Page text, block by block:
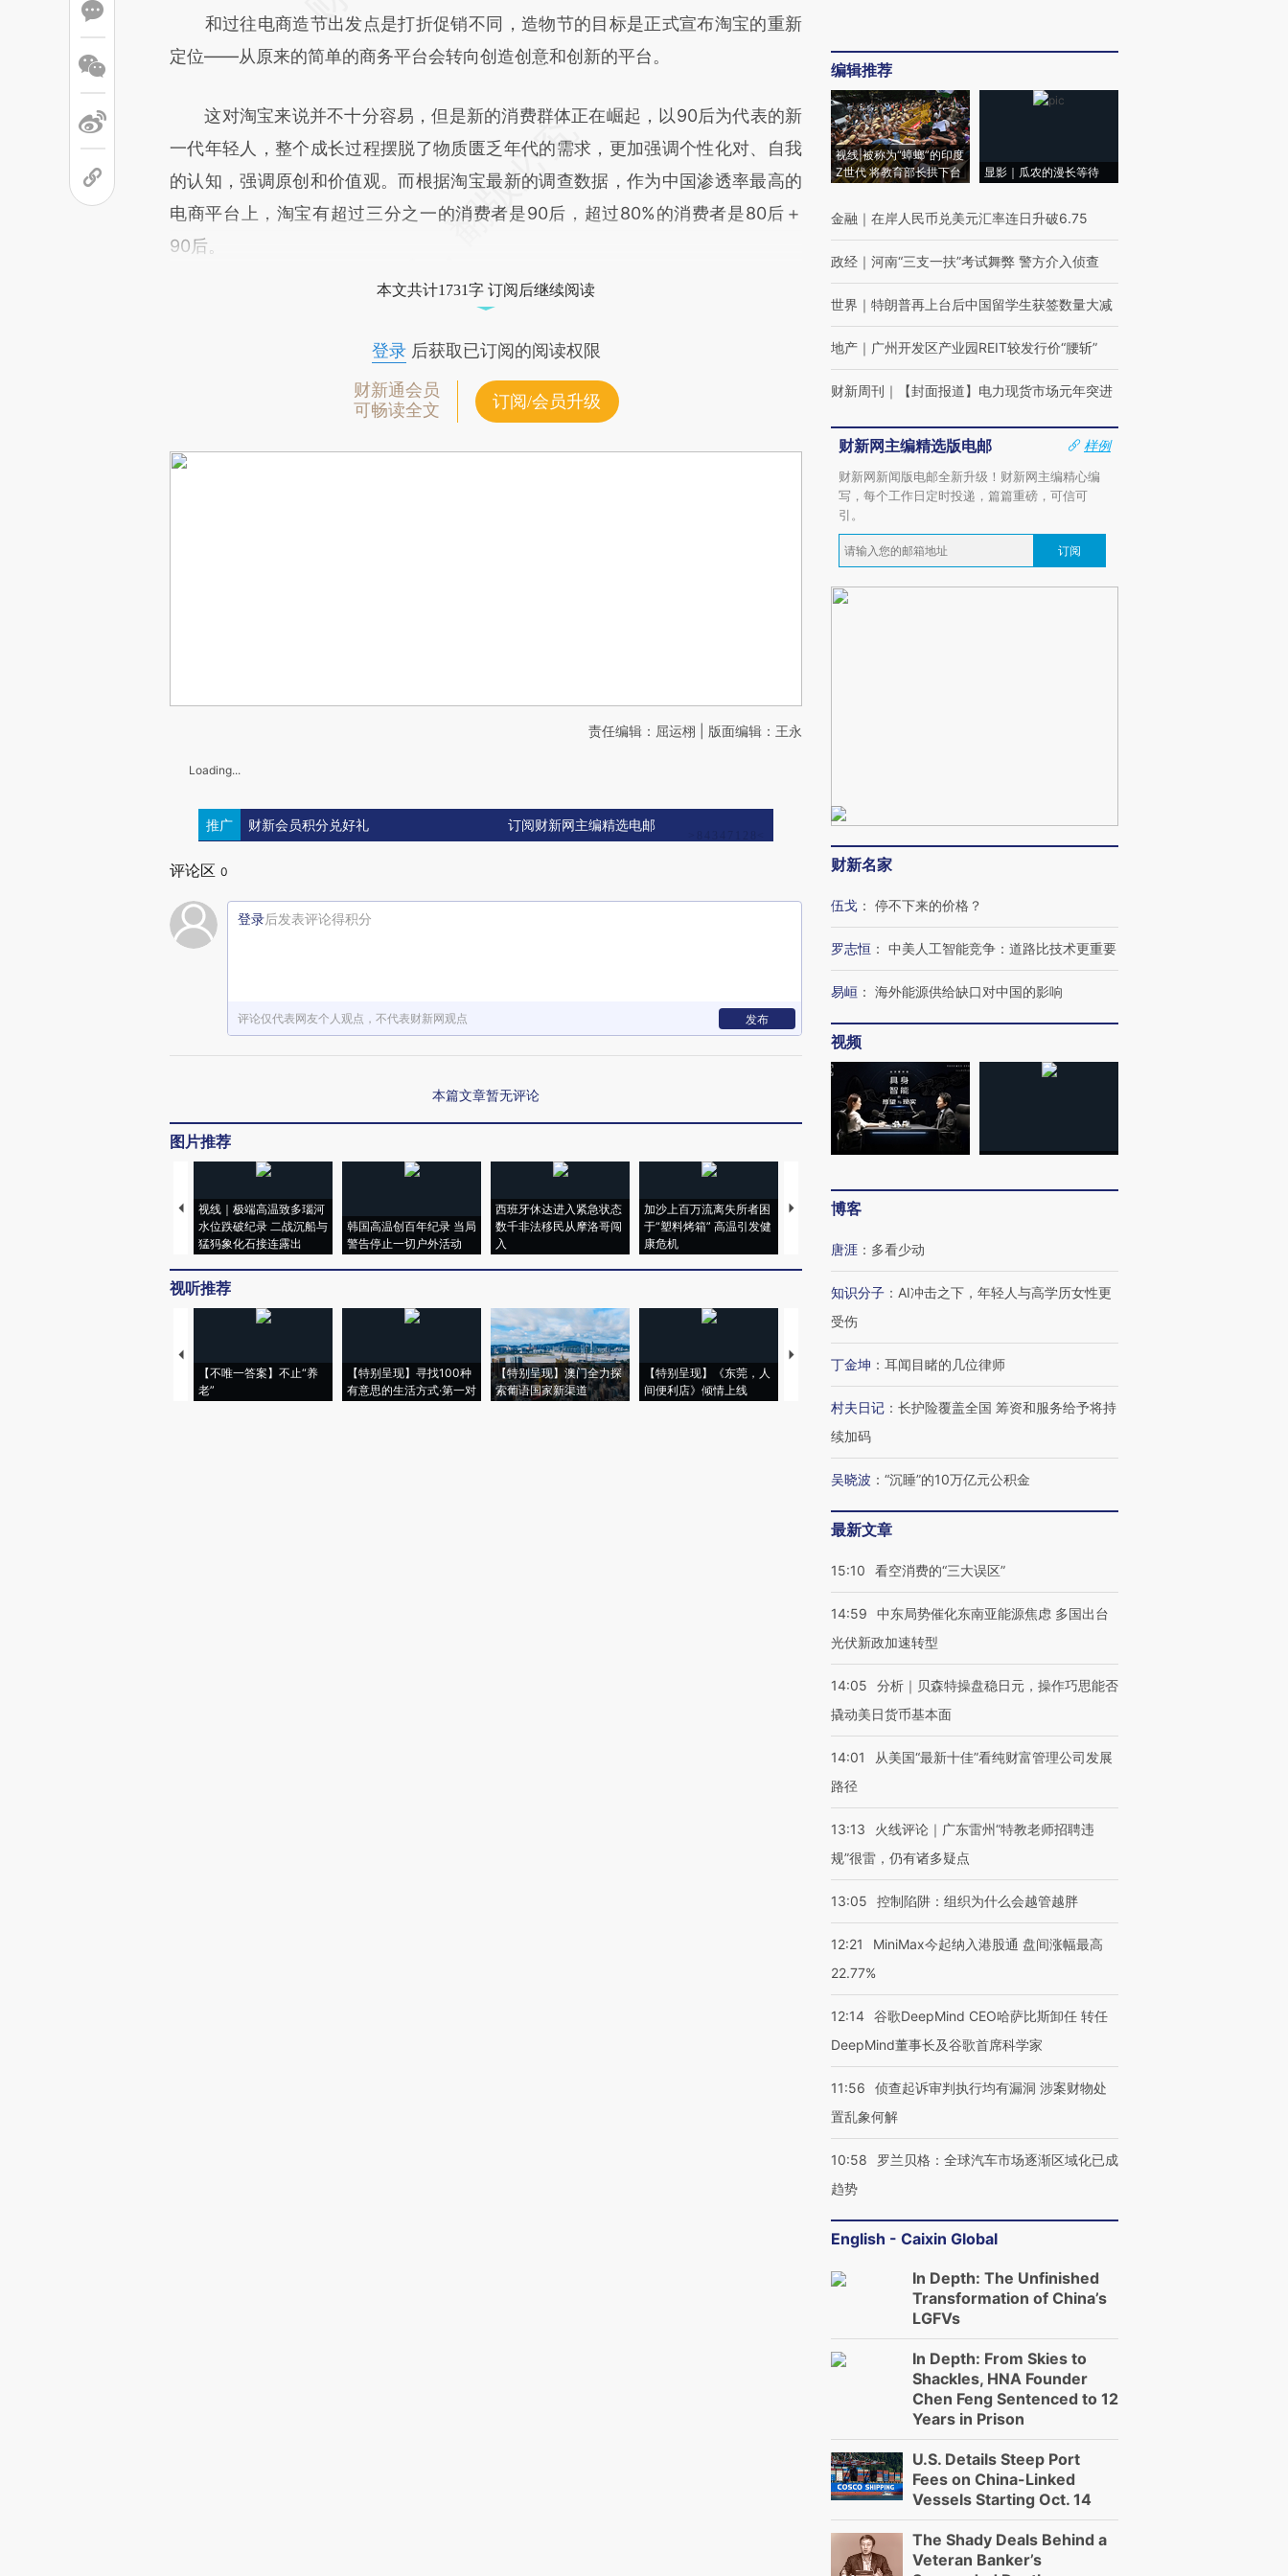
和过往电商造节出发点是打折促销不同，造物节的目标是正式宣布淘宝的重新
定位——从原来的简单的商务平台会转向创造创意和创新的平台。
这对淘宝来说并不十分容易，但是新的消费群体正在崛起，以90后为代表的新
一代年轻人，整个成长过程摆脱了物质匮乏年代的需求，更加强调个性化对、自我
的认知，强调原创和价值观。而根据淘宝最新的调查数据，作为中国渗透率最高的
电商平台上，淘宝有超过三分之一的消费者是90后，超过80%的消费者是80后＋
90后。
本文共计1731字 订阅后继续阅读
登录后获取已订阅的阅读权限
财新通会员
可畅读全文
订阅/会员升级
责任编辑：屈运栩 | 版面编辑：王永
Loading...
推广 财新会员积分兑好礼 订阅财新网主编精选电邮
评论区 0
登录后发表评论得积分
评论仅代表网友个人观点，不代表财新网观点 发布
本篇文章暂无评论
图片推荐
视线｜极端高温致多瑙河
水位跌破纪录 二战沉船与
猛犸象化石接连露出
韩国高温创百年纪录 当局
警告停止一切户外活动
西班牙休达进入紧急状态
数千非法移民从摩洛哥闯
入
加沙上百万流离失所者困
于“塑料烤箱” 高温引发健
康危机
马航飞行员跨国走私7万
视听推荐
【不唯一答案】不止“养
老”
【特别呈现】寻找100种
有意思的生活方式·第一对
【特别呈现】澳门全力探
索葡语国家新渠道
【特别呈现】《东莞，人
间便利店》倾情上线
【推广】走进第四届链博
会，让数智科技“链”接产
【特别呈现】寻找100种
有意思的生活方式·第三对
住三大增长引擎是什么？
编辑推荐
视线|被称为“蟑螂”的印度
Z世代 将教育部长拱下台
显影｜瓜农的漫长等待
金融 ｜ 在岸人民币兑美元汇率连日升破6.75
政经 ｜ 河南“三支一扶”考试舞弊 警方介入侦查
世界 ｜ 特朗普再上台后中国留学生获签数量大减
地产 ｜ 广州开发区产业园REIT较发行价“腰斩”
财新周刊 ｜ 【封面报道】电力现货市场元年突进
财新网主编精选版电邮
样例
财新网新闻版电邮全新升级！财新网主编精心编
写，每个工作日定时投递，篇篇重磅，可信可
引。
订阅
财新名家
伍戈 ： 停不下来的价格？
罗志恒 ： 中美人工智能竞争：道路比技术更重要
易峘 ： 海外能源供给缺口对中国的影响
视频
博客
唐涯 ： 多看少动
知识分子 ： AI冲击之下，年轻人与高学历女性更
受伤
丁金坤 ： 耳闻目睹的几位律师
村夫日记 ： 长护险覆盖全国 筹资和服务给予将持
续加码
吴晓波 ： “沉睡”的10万亿元公积金
最新文章
15:10 看空消费的“三大误区”
14:59
中东局势催化东南亚能源焦虑 多国出台
光伏新政加速转型
14:05
分析｜贝森特操盘稳日元，操作巧思能否
撬动美日货币基本面
14:01
从美国“最新十佳”看纯财富管理公司发展
路径
13:13
火线评论｜广东雷州“特教老师招聘违
规”很雷，仍有诸多疑点
13:05 控制陷阱：组织为什么会越管越胖
12:21
MiniMax今起纳入港股通 盘间涨幅最高
22.77%
12:14 谷歌DeepMind CEO哈萨比斯卸任 转任
DeepMind董事长及谷歌首席科学家
11:56
侦查起诉审判执行均有漏洞 涉案财物处
置乱象何解
10:58
罗兰贝格：全球汽车市场逐渐区域化已成
趋势
English - Caixin Global
In Depth: The Unfinished
Transformation of China’s
LGFVs
In Depth: From Skies to
Shackles, HNA Founder
Chen Feng Sentenced to 12
Years in Prison
U.S. Details Steep Port
Fees on China-Linked
Vessels Starting Oct. 14
The Shady Deals Behind a
Veteran Banker’s